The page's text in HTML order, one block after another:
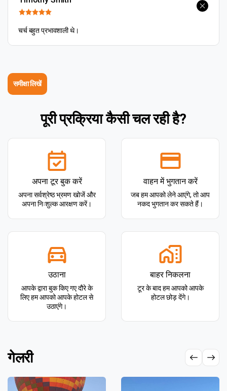
चर्च बहुत प्रभावशाली थे।
समीक्षा लिखें
पूरी प्रक्रिया कैसी चल रही है?
अपना टूर बुक करें
अपना सर्वश्रेष्ठ भ्रमण खोजें और
अपना निःशुल्क आरक्षण करें।
वाहन में भुगतान करें
जब हम आपको लेने आएंगे, तो आप
नकद भुगतान कर सकते हैं।
उठाना
आपके द्वारा बुक किए गए दौरे के
लिए हम आपको आपके होटल से
उठाएंगे।
बाहर निकलना
टूर के बाद हम आपको आपके
होटल छोड़ देंगे।
गेलरी